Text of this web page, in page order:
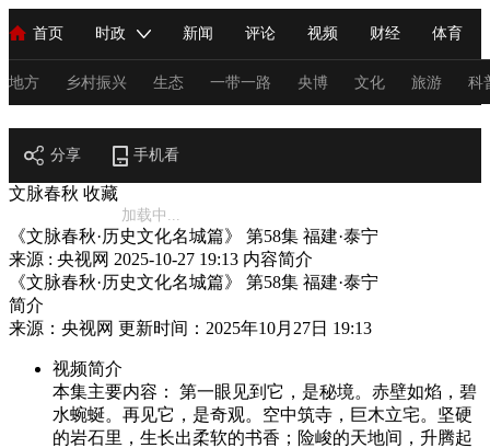
首页 时政 新闻 评论 视频 财经 体育
人民领袖习近平 联播+ 中国领导人 央视快评 习式妙语
直播 栏目大全 节目单 听音 微视频 主持人
海外频道 iPanda English Монгол
地方 乡村振兴 生态 一带一路 央博 文化 旅游 科
总台春晚 网络春晚
新闻 国内 国际 评论 经济 军事
人民领袖习近平 联播+ 热解读 天天学习
视频 小央视频 小央直播 直播中国
现场 前线 比划 快看 蓝海中国 新兵请入列
体育 直播 竞猜 2026年世界杯 2026年冬奥会
分享 手机看
文脉春秋 收藏
加载中...
《文脉春秋·历史文化名城篇》 第58集 福建·泰宁
来源 : 央视网 2025-10-27 19:13 内容简介
《文脉春秋·历史文化名城篇》 第58集 福建·泰宁
简介
来源：央视网 更新时间：2025年10月27日 19:13
视频简介
本集主要内容： 第一眼见到它，是秘境。赤壁如焰，碧
水蜿蜒。再见它，是奇观。空中筑寺，巨木立宅。坚硬
的岩石里，生长出柔软的书香；险峻的天地间，升腾起